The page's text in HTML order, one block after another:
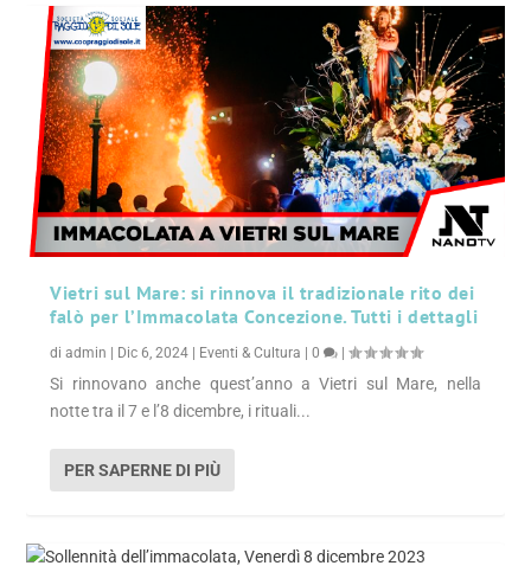
Vietri sul Mare: si rinnova il tradizionale rito dei
falò per l’Immacolata Concezione. Tutti i dettagli
diadmin Dic 6, 2024 Eventi & Cultura |0 |
Si rinnovano anche quest’anno a Vietri sul Mare, nella
notte tra il 7 e l’8 dicembre, i rituali...
PER SAPERNE DI PIÙ